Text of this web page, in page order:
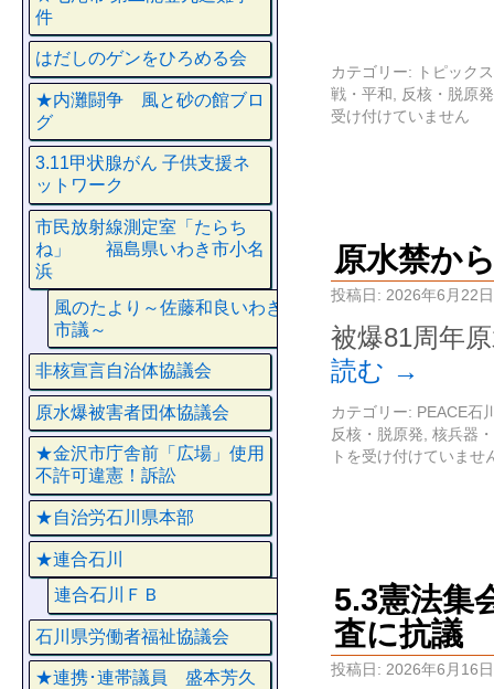
カテゴリー:
トピックス
戦・平和
反核・脱原発
受け付けていません
原水禁か
投稿日: 2026年6月22日
被爆81周年
読む →
カテゴリー: PEACE石
反核・脱原発 核兵器
トを受け付けていませ
5.3憲法集
査に抗議
投稿日: 2026年6月16日
件
はだしのゲンをひろめる会
★内灘闘争 風と砂の館ブロ
グ
3.11甲状腺がん 子供支援ネ
ットワーク
市民放射線測定室「たらち
ね」 福島県いわき市小名
浜
風のたより～佐藤和良いわき
市議～
非核宣言自治体協議会
原水爆被害者団体協議会
★金沢市庁舎前「広場」使用
不許可違憲！訴訟
★自治労石川県本部
★連合石川
連合石川ＦＢ
石川県労働者福祉協議会
★連携･連帯議員 盛本芳久